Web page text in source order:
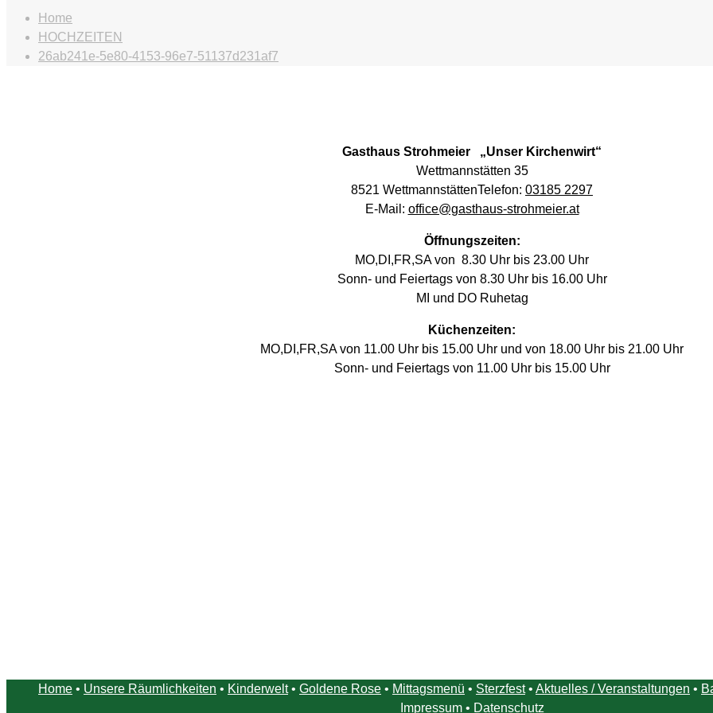
Home
HOCHZEITEN
26ab241e-5e80-4153-96e7-51137d231af7
Gasthaus Strohmeier „Unser Kirchenwirt“
Wettmannstätten 35
8521 WettmannstättenTelefon: 03185 2297
E-Mail: office@gasthaus-strohmeier.at
Öffnungszeiten:
MO,DI,FR,SA von 8.30 Uhr bis 23.00 Uhr
Sonn- und Feiertags von 8.30 Uhr bis 16.00 Uhr
MI und DO Ruhetag
Küchenzeiten:
MO,DI,FR,SA von 11.00 Uhr bis 15.00 Uhr und von 18.00 Uhr bis 21.00 Uhr
Sonn- und Feiertags von 11.00 Uhr bis 15.00 Uhr
Home • Unsere Räumlichkeiten • Kinderwelt• Goldene Rose • Mittagsmenü • Sterzfest• Aktuelles / Veranstaltungen •
Impressum• Datenschutz